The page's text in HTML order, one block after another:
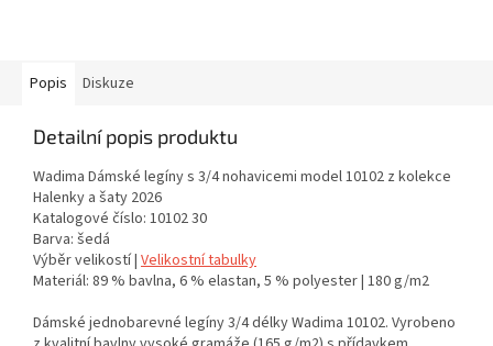
Popis Diskuze
Detailní popis produktu
Wadima Dámské legíny s 3/4 nohavicemi model 10102 z kolekce
Halenky a šaty 2026
Katalogové číslo: 10102 30
Barva: šedá
Výběr velikostí | Velikostní tabulky
Materiál: 89 % bavlna, 6 % elastan, 5 % polyester | 180 g/m2
Dámské jednobarevné legíny 3/4 délky Wadima 10102. Vyrobeno